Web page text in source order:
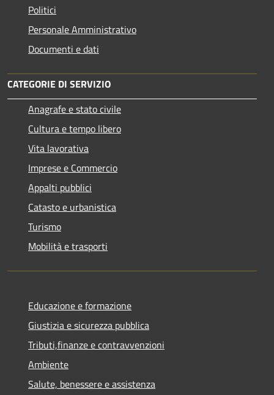
Politici
Personale Amministrativo
Documenti e dati
CATEGORIE DI SERVIZIO
Anagrafe e stato civile
Cultura e tempo libero
Vita lavorativa
Imprese e Commercio
Appalti pubblici
Catasto e urbanistica
Turismo
Mobilità e trasporti
Educazione e formazione
Giustizia e sicurezza pubblica
Tributi,finanze e contravvenzioni
Ambiente
Salute, benessere e assistenza